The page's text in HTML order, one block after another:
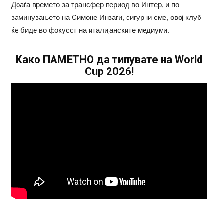
Доаѓа времето за трансфер период во Интер, и по
заминувањето на Симоне Инзаги, сигурни сме, овој клуб
ќе биде во фокусот на италијанските медиуми.
Како ПАМЕТНО да типувате на World
Cup 2026!